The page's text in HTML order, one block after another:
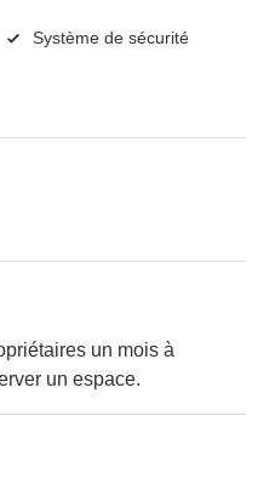
Système de sécurité
un mois à
un espace.